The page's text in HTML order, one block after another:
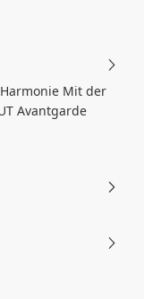
Mit der
Avantgarde